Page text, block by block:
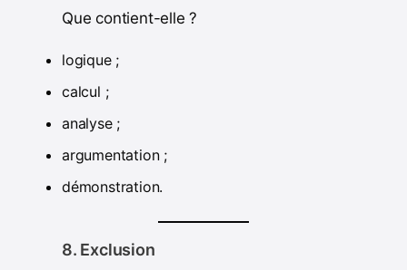
Que contient-elle ?
logique ;
calcul ;
analyse ;
argumentation ;
démonstration.
8. Exclusion